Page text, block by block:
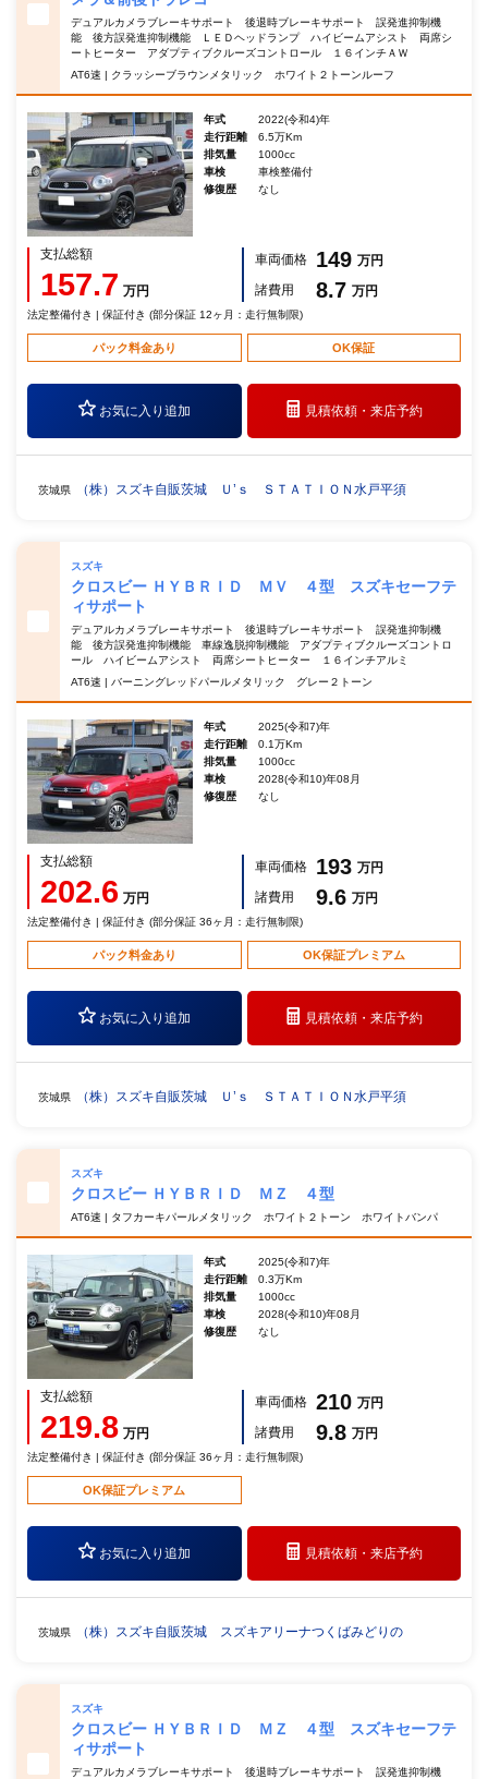
デュアルカメラブレーキサポート 後退時ブレーキサポート 誤発進抑制機
能 後方誤発進抑制機能 ＬＥＤヘッドランプ ハイビームアシスト 両席シ
ートヒーター アダプティブクルーズコントロール １６インチＡＷ
AT6速 | クラッシーブラウンメタリック ホワイト２トーンルーフ
年式
2022(令和4)年
走行距離
6.5万Km
排気量
1000cc
車検
車検整備付
修復歴
なし
支払総額
157.7 万円
車両価格 149 万円
諸費用
8.7 万円
法定整備付き | 保証付き (部分保証 12ヶ月：走行無制限)
パック料金あり OK保証
お気に入り追加 見積依頼・来店予約
茨城県 （株）スズキ自販茨城 Ｕ’ｓ ＳＴＡＴＩＯＮ水戸平須
スズキ
クロスビー ＨＹＢＲＩＤ ＭＶ ４型 スズキセーフテ
ィサポート
デュアルカメラブレーキサポート 後退時ブレーキサポート 誤発進抑制機
能 後方誤発進抑制機能 車線逸脱抑制機能 アダプティブクルーズコントロ
ール ハイビームアシスト 両席シートヒーター １６インチアルミ
AT6速 | バーニングレッドパールメタリック グレー２トーン
年式
2025(令和7)年
走行距離
0.1万Km
排気量
1000cc
車検
2028(令和10)年08月
修復歴
なし
支払総額
202.6 万円
車両価格 193 万円
諸費用
9.6 万円
法定整備付き | 保証付き (部分保証 36ヶ月：走行無制限)
パック料金あり OK保証プレミアム
お気に入り追加 見積依頼・来店予約
茨城県 （株）スズキ自販茨城 Ｕ’ｓ ＳＴＡＴＩＯＮ水戸平須
スズキ
クロスビー ＨＹＢＲＩＤ ＭＺ ４型
AT6速 | タフカーキパールメタリック ホワイト２トーン ホワイトバンパ
年式
2025(令和7)年
走行距離
0.3万Km
排気量
1000cc
車検
2028(令和10)年08月
修復歴
なし
支払総額
219.8 万円
車両価格 210 万円
諸費用
9.8 万円
法定整備付き | 保証付き (部分保証 36ヶ月：走行無制限)
OK保証プレミアム
お気に入り追加 見積依頼・来店予約
茨城県 （株）スズキ自販茨城 スズキアリーナつくばみどりの
スズキ
クロスビー ＨＹＢＲＩＤ ＭＺ ４型 スズキセーフテ
ィサポート
デュアルカメラブレーキサポート 後退時ブレーキサポート 誤発進抑制機